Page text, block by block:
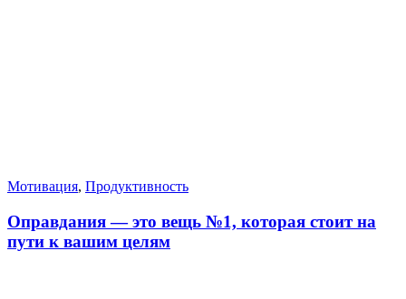
Мотивация, Продуктивность
Оправдания — это вещь №1, которая стоит на
пути к вашим целям